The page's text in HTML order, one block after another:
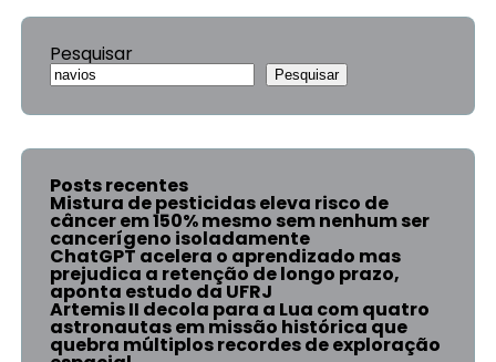
Pesquisar
Pesquisar
Posts recentes
Mistura de pesticidas eleva risco de
câncer em 150% mesmo sem nenhum ser
cancerígeno isoladamente
ChatGPT acelera o aprendizado mas
prejudica a retenção de longo prazo,
aponta estudo da UFRJ
Artemis II decola para a Lua com quatro
astronautas em missão histórica que
quebra múltiplos recordes de exploração